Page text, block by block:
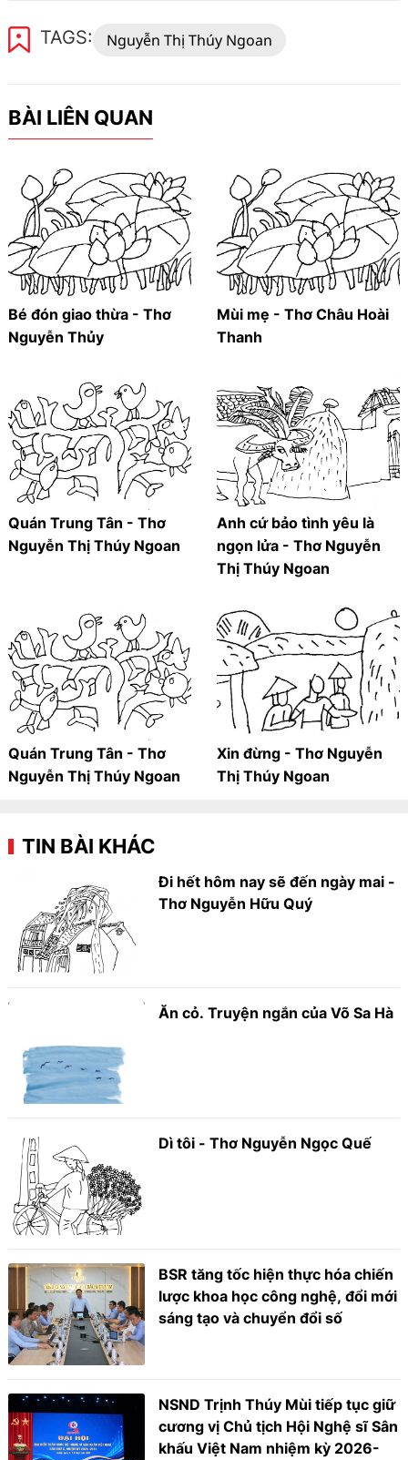
TAGS: Nguyễn Thị Thúy Ngoan
BÀI LIÊN QUAN
Bé đón giao thừa - Thơ
Nguyễn Thủy
Mùi mẹ - Thơ Châu Hoài
Thanh
Quán Trung Tân - Thơ
Nguyễn Thị Thúy Ngoan
Anh cứ bảo tình yêu là
ngọn lửa - Thơ Nguyễn
Thị Thúy Ngoan
Quán Trung Tân - Thơ
Nguyễn Thị Thúy Ngoan
Xin đừng - Thơ Nguyễn
Thị Thúy Ngoan
TIN BÀI KHÁC
Đi hết hôm nay sẽ đến ngày mai -
Thơ Nguyễn Hữu Quý
Ăn cỏ. Truyện ngắn của Võ Sa Hà
Dì tôi - Thơ Nguyễn Ngọc Quế
BSR tăng tốc hiện thực hóa chiến
lược khoa học công nghệ, đổi mới
sáng tạo và chuyển đổi số
NSND Trịnh Thúy Mùi tiếp tục giữ
cương vị Chủ tịch Hội Nghệ sĩ Sân
khấu Việt Nam nhiệm kỳ 2026-